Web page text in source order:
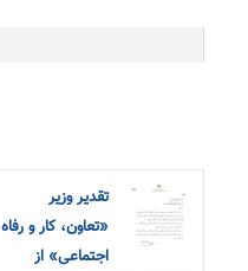
تقدیر وزیر
«تعاون، کار و رفاه
اجتماعی» از